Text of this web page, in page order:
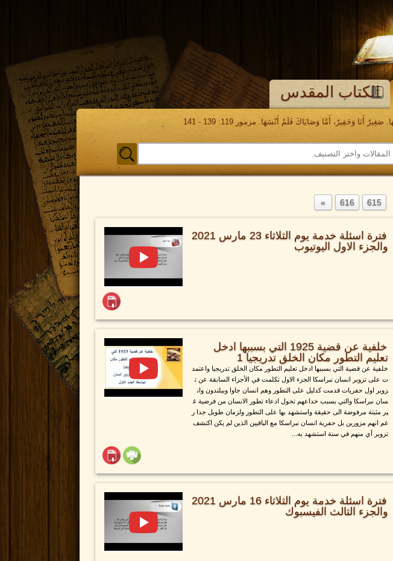
الكتاب المقدس
وَحَقِيرٌ، أَمَّا وَصَايَاكَ فَلَمْ أَنْسَهَا. مزمور 119: 139 - 141
615
616
فترة اسئلة خدمة يوم الثلاثاء 23 مارس 2021
والجزء الاول اليوتيوب
خلفية عن قضية 1925 التي بسببها ادخل
تعليم التطور مكان الخلق تدريجيا 1
خلفية عن قضية التي بسببها ادخل تعليم التطور مكان الخلق تدريجيا واعتمد
ت على تزوير انسان نبراسكا الجزء الاول تكلمت في الأجزاء السابقة عن ت
زوير اول حفريات قدمت كدليل على التطور وهم انسان جاوا وبيلتدون وان
سان نبراسكا والتي بسبب خداعهم تحول ادعاء تطور الانسان من فرضية غ
ير مثبتة مرفوضة الى حقيقة واستشهد بها على التطور ولزمان طويل جدا ر
غم انهم مزورين بل حفرية انسان نبراسكا مع الباقيين الذين لم يكن اكتشف
تزوير أي منهم في سنة استشهد به...
فترة اسئلة خدمة يوم الثلاثاء 16 مارس 2021
والجزء الثالث الفيسبوك